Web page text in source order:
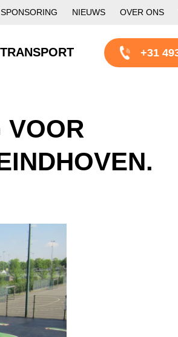
SPONSORING NIEUWS OVER ONS
TRANSPORT +31
VOOR